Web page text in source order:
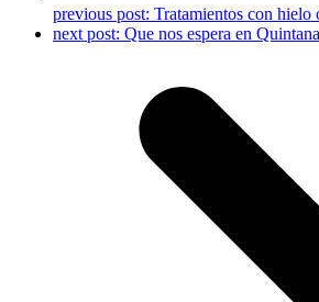
previous post: Tratamientos con hielo
next post: Que nos espera en